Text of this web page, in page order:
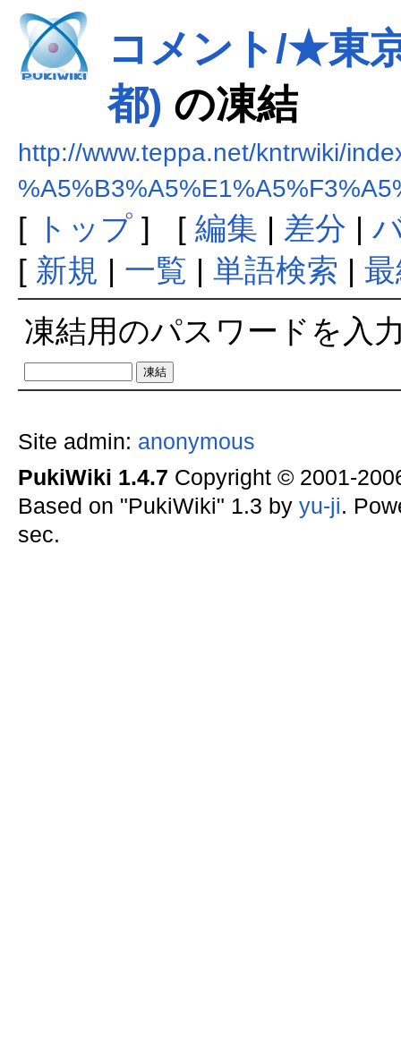
コメント/★東
都) の凍結
http://www.teppa.net/kntrwiki/
[ トップ] [ 編集 | 差分 |
[ 新規 | 一覧 | 単語検索 |
凍結用のパスワードを入
Site admin: anonymous
PukiWiki 1.4.7 Copyright © 2001-
Based on "PukiWiki" 1.3 by yu-ji.
sec.